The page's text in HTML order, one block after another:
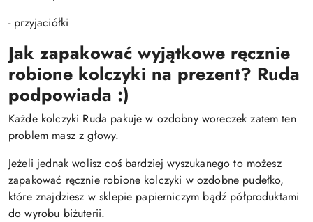
- przyjaciółki
Jak zapakować wyjątkowe ręcznie
robione kolczyki na prezent? Ruda
podpowiada :)
Każde kolczyki Ruda pakuje w ozdobny woreczek zatem ten
problem masz z głowy.
Jeżeli jednak wolisz coś bardziej wyszukanego to możesz
zapakować ręcznie robione kolczyki w ozdobne pudełko,
które znajdziesz w sklepie papierniczym bądź półproduktami
do wyrobu biżuterii.